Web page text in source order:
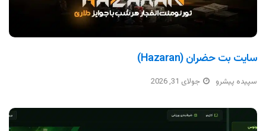
سایت بت حضران (Hazaran)
سپیده پیشرو جولای 31, 2026